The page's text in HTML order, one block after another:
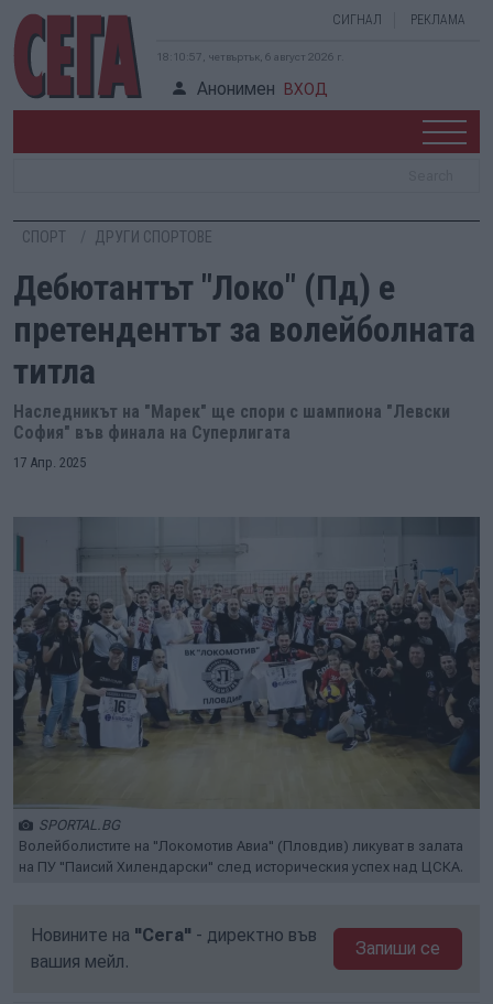
СИГНАЛ РЕКЛАМА
18:10:58, четвъртък, 6 август 2026 г.
Анонимен ВХОД
СПОРТ ДРУГИ СПОРТОВЕ
Дебютантът "Локо" (Пд) е
претендентът за волейболната
титла
Наследникът на "Марек" ще спори с шампиона "Левски
София" във финала на Суперлигата
17 Апр. 2025
SPORTAL.BG
Волейболистите на "Локомотив Авиа" (Пловдив) ликуват в залата
на ПУ "Паисий Хилендарски" след историческия успех над ЦСКА.
Новините на "Сега" - директно във
вашия мейл.
Запиши се